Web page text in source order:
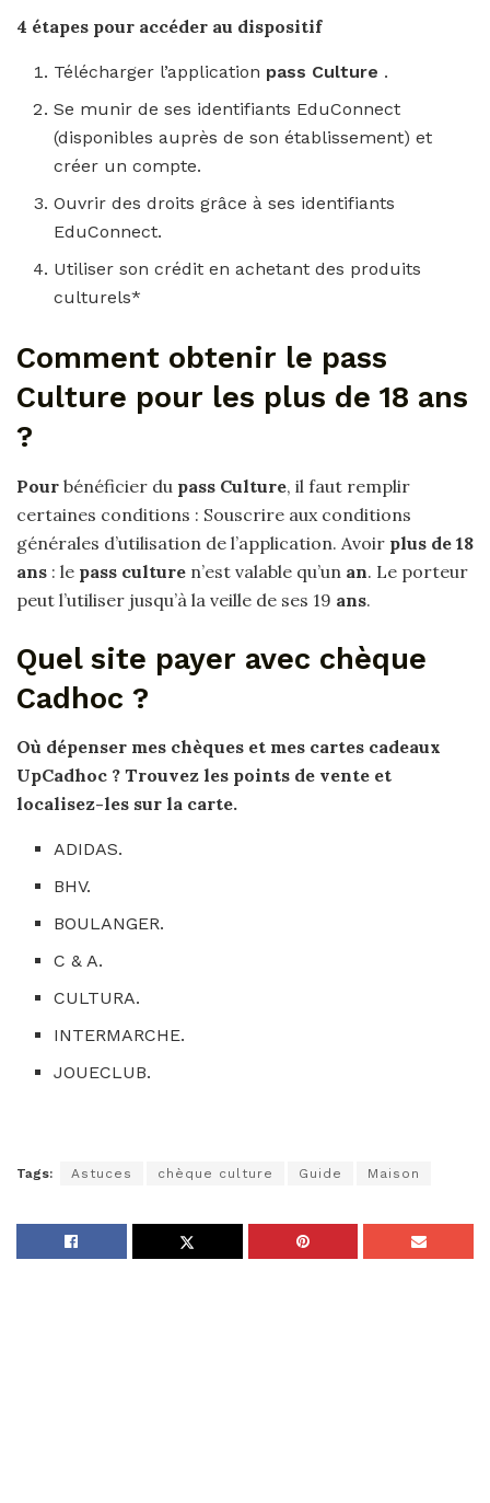
4 étapes pour accéder au dispositif
Télécharger l’application pass Culture .
Se munir de ses identifiants EduConnect
(disponibles auprès de son établissement) et
créer un compte.
Ouvrir des droits grâce à ses identifiants
EduConnect.
Utiliser son crédit en achetant des produits
culturels*
Comment obtenir le pass
Culture pour les plus de 18 ans
?
Pour bénéficier du pass Culture, il faut remplir
certaines conditions : Souscrire aux conditions
générales d’utilisation de l’application. Avoir plus de 18
ans : le pass culture n’est valable qu’un an. Le porteur
peut l’utiliser jusqu’à la veille de ses 19 ans.
Quel site payer avec chèque
Cadhoc ?
Où dépenser mes chèques et mes cartes cadeaux
UpCadhoc ? Trouvez les points de vente et
localisez-les sur la carte.
ADIDAS.
BHV.
BOULANGER.
C & A.
CULTURA.
INTERMARCHE.
JOUECLUB.
Tags: Astuces chèque culture Guide Maison